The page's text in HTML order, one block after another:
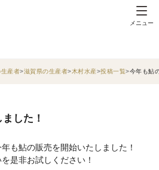
メニュー
産者 滋賀県の生産者 木村水産 投稿一覧 今年も鮎
した！
も鮎の販売を開始いたしました！
是非お試しください！